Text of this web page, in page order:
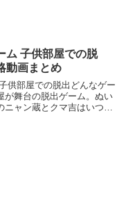
ム 子供部屋での脱
動画まとめ
供部屋での脱出どんなゲー
が舞台の脱出ゲーム。ぬい
ニャン蔵とクマ吉はいつも